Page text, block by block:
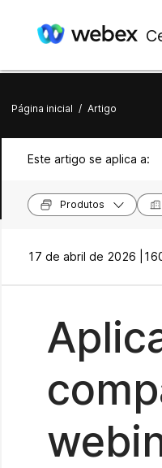
Página inicial / Artigo
Este artigo se aplica a:
Produtos
17 de abril de 2026 |